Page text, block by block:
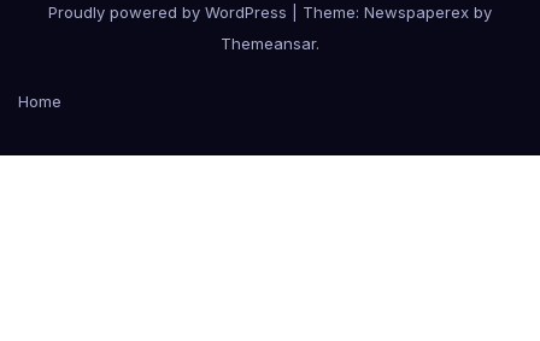
Proudly powered by WordPress
Theme: Newspaperex by
Themeansar.
Home